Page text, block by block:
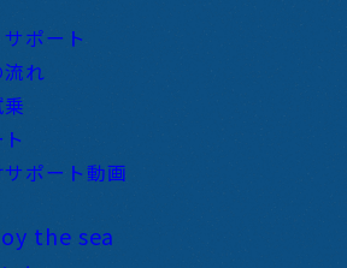
ポート
れ
ポート動画
the sea